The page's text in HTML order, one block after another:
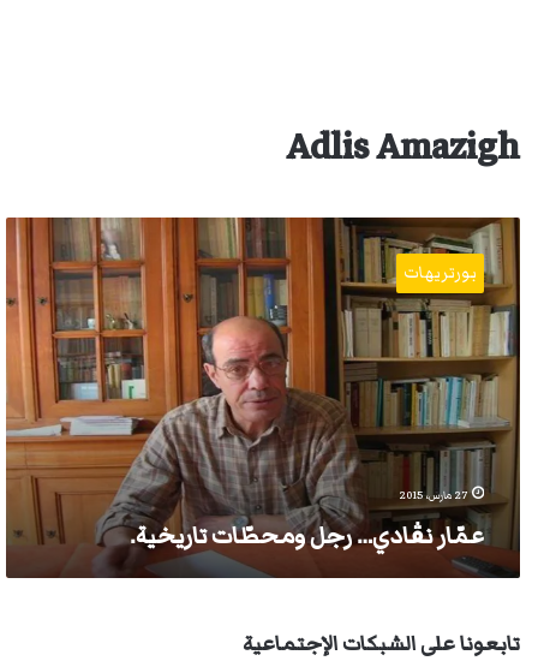
Adlis Amazigh
عمّار
نڨادي…
رجل
ومحطّات
تاريخية.
بورتريهات
27 مارس، 2015
عمّار نڨادي… رجل ومحطّات تاريخية.
تابعونا على الشبكات الإجتماعية